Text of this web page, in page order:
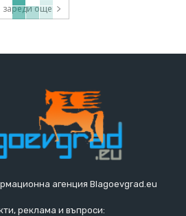
зареди още
агенция Blagoevgrad.eu
реклама и въпроси: